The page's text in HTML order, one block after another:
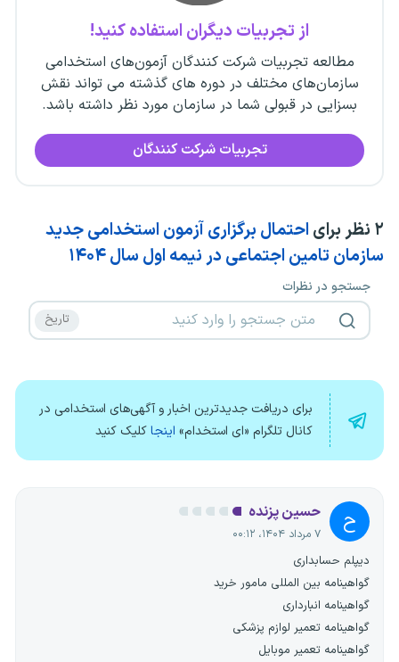
از تجربیات دیگران استفاده کنید!
مطالعه تجربیات شرکت کنندگان آزمون‌های استخدامی
سازمان‌های مختلف در دوره های گذشته می تواند نقش
بسزایی در قبولی شما در سازمان مورد نظر داشته باشد.
تجربیات شرکت کنندگان
۲ نظر برای احتمال برگزاری آزمون استخدامی جدید
سازمان تامین اجتماعی در نیمه اول سال ۱۴۰۴
جستجو در نظرات
برای دریافت جدیدترین اخبار و آگهی‌های استخدامی در
کانال تلگرام «ای استخدام» اینجاکلیک کنید
ح حسین پزنده
۷ مرداد ۱۴۰۴، ۰۰:۱۲
دیپلم حسابداری
گواهینامه بین المللی مامور خرید
گواهینامه انبارداری
گواهینامه تعمیر لوازم پزشکی
گواهینامه تعمیر موبایل